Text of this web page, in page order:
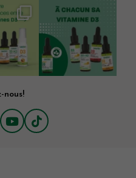
nous!